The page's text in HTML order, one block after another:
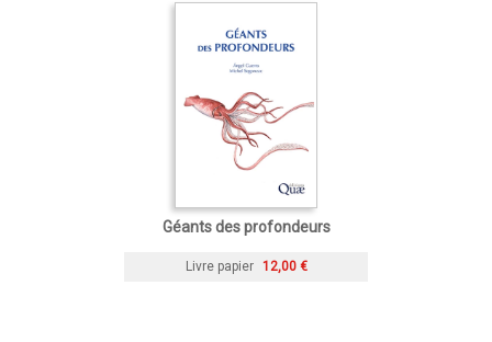
Géants des profondeurs
Livre papier 12,00 €